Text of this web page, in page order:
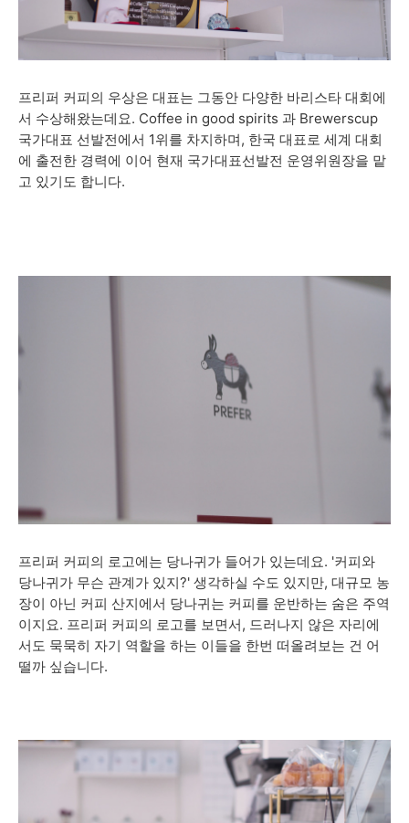
프리퍼 커피의 우상은 대표는 그동안 다양한 바리스타 대회에
서 수상해왔는데요. Coffee in good spirits 과 Brewerscup
국가대표 선발전에서 1위를 차지하며, 한국 대표로 세계 대회
에 출전한 경력에 이어 현재 국가대표선발전 운영위원장을 맡
고 있기도 합니다.
프리퍼 커피의 로고에는 당나귀가 들어가 있는데요. '커피와
당나귀가 무슨 관계가 있지?' 생각하실 수도 있지만, 대규모 농
장이 아닌 커피 산지에서 당나귀는 커피를 운반하는 숨은 주역
이지요. 프리퍼 커피의 로고를 보면서, 드러나지 않은 자리에
서도 묵묵히 자기 역할을 하는 이들을 한번 떠올려보는 건 어
떨까 싶습니다.